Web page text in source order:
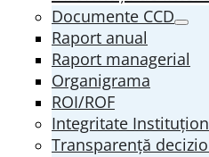
Documente CCD
Raport anual
Raport managerial
Organigrama
ROI/ROF
Integritate
Transparenţă